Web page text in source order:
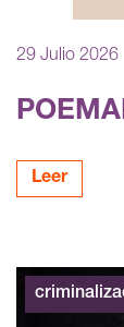
29 Julio 2026
Leer